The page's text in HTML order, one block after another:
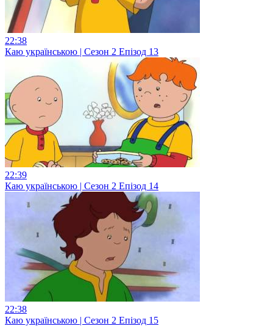
22:38
Каю українською | Сезон 2 Епізод 13
22:39
Каю українською | Сезон 2 Епізод 14
22:38
Каю українською | Сезон 2 Епізод 15